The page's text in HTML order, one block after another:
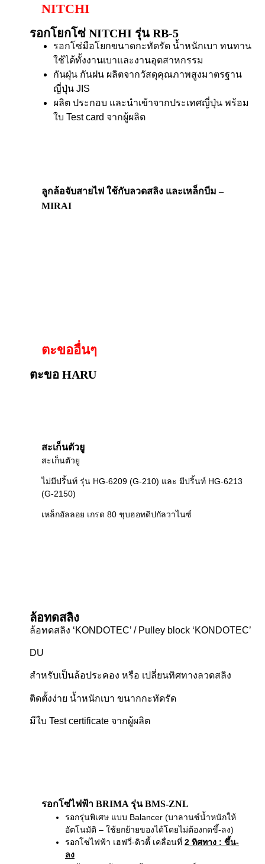
NITCHI
รอกโยกโซ่ NITCHI รุ่น RB-5
รอกโซ่มือโยกขนาดกะทัดรัด น้ำหนักเบา ทนทาน
ใช้ได้ทั้งงานเบาและงานอุตสาหกรรม
กันฝุ่น กันฝน ผลิตจากวัสดุคุณภาพสูงมาตรฐาน
ญี่ปุ่น JIS
ผลิต ประกอบ และนำเข้าจากประเทศญี่ปุ่น พร้อม
ใบ Test card จากผู้ผลิต
ลูกล้อจับสายไฟ ใช้กับลวดสลิง และเหล็กบีม –
MIRAI
ตะขออื่นๆ
ตะขอ HARU
สะเก็นตัวยู
สะเก็นตัวยู
ไม่มีปริ้นท์ รุ่น HG-6209 (G-210) และ มีปริ้นท์ HG-6213
(G-2150)
เหล็กอัลลอย เกรด 80 ชุบฮอทดิปกัลวาไนซ์
ล้อทดสลิง
ล้อทดสลิง ‘KONDOTEC’ / Pulley block ‘KONDOTEC’
DU
สำหรับเป็นล้อประคอง หรือ เปลี่ยนทิศทางลวดสลิง
ติดตั้งง่าย น้ำหนักเบา ขนากกะทัดรัด
มีใบ Test certificate จากผู้ผลิต
รอกโซ่ไฟฟ้า BRIMA รุ่น BMS-ZNL
รอกรุ่นพิเศษ แบบ Balancer (บาลานซ์น้ำหนักให้
อัตโนมัติ – ใช้ยกย้ายของได้โดยไม่ต้องกดขึ้-ลง)
รอกโซ่ไฟฟ้า เฮฟวี่-ดิวตี้ เคลื่อนที่ 2 ทิศทาง : ขึ้น-
ลง